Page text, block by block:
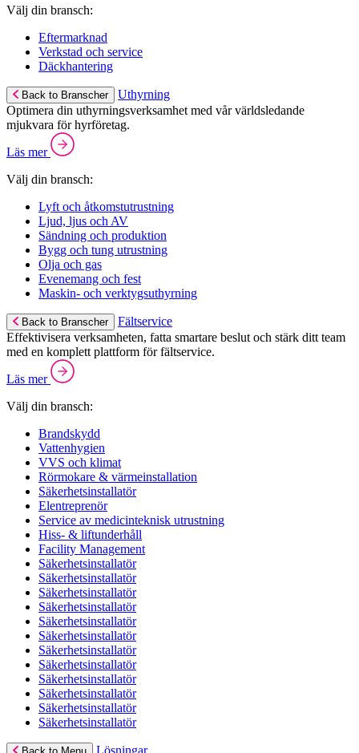
Välj din bransch:
Eftermarknad
Verkstad och service
Däckhantering
Back to Branscher
Uthyrning
Optimera din uthyrningsverksamhet med vår världsledande
mjukvara för hyrföretag.
Läs mer
Välj din bransch:
Lyft och åtkomstutrustning
Ljud, ljus och AV
Sändning och produktion
Bygg och tung utrustning
Olja och gas
Evenemang och fest
Maskin- och verktygsuthyrning
Back to Branscher
Fältservice
Effektivisera verksamheten, fatta smartare beslut och stärk ditt team
med en komplett plattform för fältservice.
Läs mer
Välj din bransch:
Brandskydd
Vattenhygien
VVS och klimat
Rörmokare & värmeinstallation
Säkerhetsinstallatör
Elentreprenör
Service av medicinteknisk utrustning
Hiss- & liftunderhåll
Facility Management
Säkerhetsinstallatör
Säkerhetsinstallatör
Säkerhetsinstallatör
Säkerhetsinstallatör
Säkerhetsinstallatör
Säkerhetsinstallatör
Säkerhetsinstallatör
Säkerhetsinstallatör
Säkerhetsinstallatör
Säkerhetsinstallatör
Säkerhetsinstallatör
Säkerhetsinstallatör
Lösningar